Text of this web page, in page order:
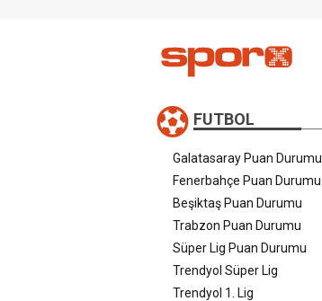
FUTBOL
Galatasaray Puan Durumu
Fenerbahçe Puan Durumu
Beşiktaş Puan Durumu
Trabzon Puan Durumu
Süper Lig Puan Durumu
Trendyol Süper Lig
Trendyol 1. Lig